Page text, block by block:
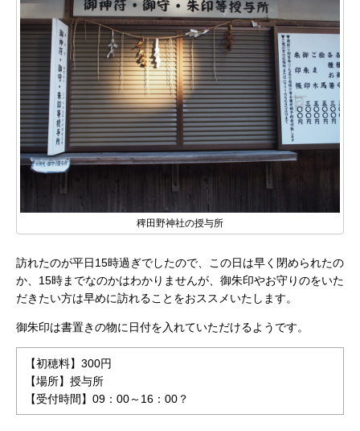
稗田野神社の授与所
訪れたのが平日15時過ぎでしたので、この日は早く閉められたの
か、15時までなのかはわかりませんが、御朱印やお守りのをいた
だきたい方は早めに訪れることをおススメいたします。
御朱印は書置きの物に日付を入れていただけるようです。
【初穂料】300円
【場所】授与所
【受付時間】09：00～16：00？